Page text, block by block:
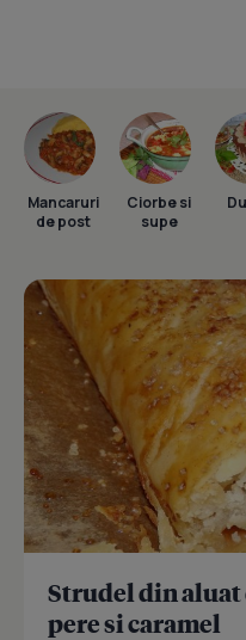
Mancaruri
de post
Ciorbe si
supe
Strudel din aluat
pere si caramel